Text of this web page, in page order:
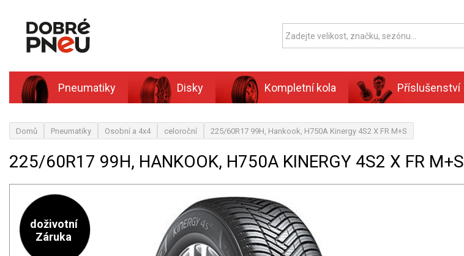
Pneumatiky Disky Kompletní kola Příslušenství
Domů Pneumatiky Osobní a 4x4 celoroční 225/60R17 99H, Hankook, H750A Kinergy 4S2 X FR M+S
225/60R17 99H, HANKOOK, H750A KINERGY 4S2 X FR M+S
doživotní
Záruka